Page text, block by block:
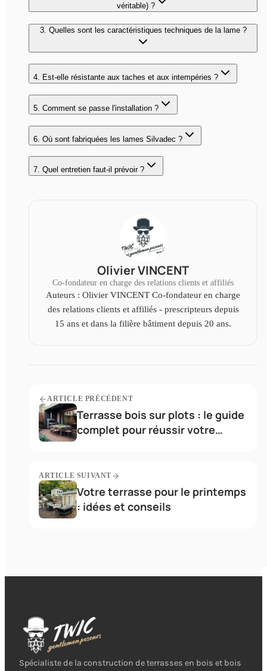
véritable) ?
3. Quelles sont les caractéristiques techniques de la lame ?
4. Est-elle résistante aux taches et aux intempéries ?
5. Comment se passe l'installation ?
6. Où sont fabriquées les lames Silvadec ?
7. Quel entretien faut-il prévoir ?
Olivier VINCENT
Co-fondateur en charge des relations clients et affiliés
Auteurs : Olivier VINCENT Co-fondateur en charge
des relations clients et affiliés - prescripteurs depuis
15 ans et dans la filière bâtiment depuis 20 ans.
ARTICLE PRÉCÉDENT
Terrasse bois sur plots : le guide
complet pour réussir votre
ARTICLE SUIVANT
Votre terrasse pour le printemps
: idées et conseils
Spécialiste de la construction de terrasses en bois et bois